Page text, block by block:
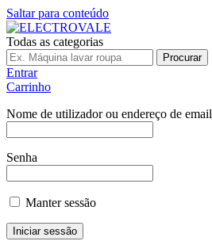
Saltar para conteúdo
Todas as categorias
Procurar
Entrar
Carrinho
Nome de utilizador ou endereço de email
Senha
Manter sessão